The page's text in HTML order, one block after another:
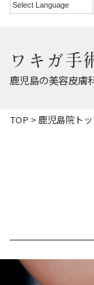
ワキガ手
鹿児島の美容皮膚
TOP > 鹿児島院ト